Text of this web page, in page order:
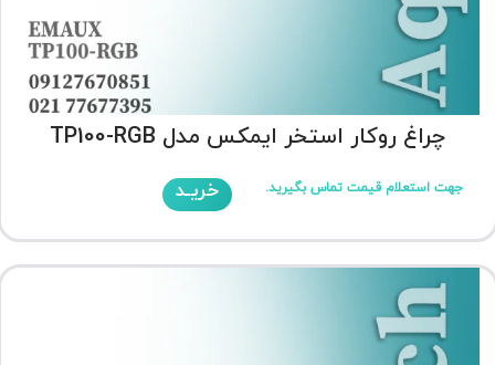
چراغ روکار استخر ایمکس مدل TP100-RGB
جهت استعلام قیمت تماس بگیرید. خریـد